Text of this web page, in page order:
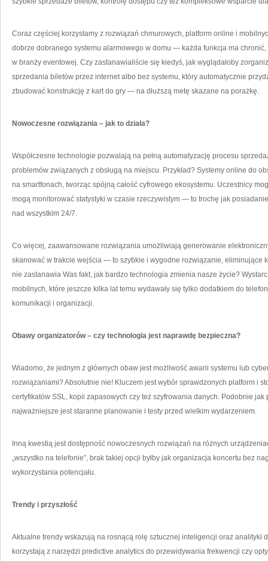
Coraz częściej korzystamy z rozwiązań chmurowych, platform online i
dobrze dobranego systemu alarmowego w domu — każda funkcja ma
w branży eventowej. Czy zastanawialiście się kiedyś, jak wyglądałoby
sprzedania biletów przez internet albo bez systemu, który automatycznie
zbudować konstrukcję z kart do gry — na dłuższą metę skazane na porażkę.
Nowoczesne rozwiązania – jak to działa?
Współczesne technologie pozwalają na pełną automatyzację procesu
problemów związanych z obsługą na miejscu. Przykład? Systemy online do
na smartfonach, tworząc spójną całość cyfrowego ekosystemu. Uczestnicy
mogą monitorować statystyki w czasie rzeczywistym — to trochę jak
nad wszystkim 24/7.
Co więcej, zaawansowane rozwiązania umożliwiają generowanie
skanować w trakcie wejścia — to szybkie i wygodne rozwiązanie, eliminujące
nie zastanawia Was fakt, jak bardzo technologia zmienia nasze życie?
mobilnych, które jeszcze kilka lat temu wydawały się tylko dodatkiem do
komunikacji i organizacji.
Obawy organizatorów – czy technologia jest naprawdę bezpieczna?
Wiadomo, że jednym z głównych obaw jest możliwość awarii systemu lub
rozwiązaniami? Absolutnie nie! Kluczem jest wybór sprawdzonych platform i
certyfikatów SSL, kopii zapasowych czy też szyfrowania danych. Podobnie
najważniejsze jest staranne planowanie i testy przed wielkim wydarzeniem.
Inną kwestią jest dostępność nowoczesnych rozwiązań na różnych
„wszystko na telefonie”, brak takiej opcji byłby jak organizacja koncertu bez
wykorzystania potencjału.
Trendy i przyszłość
Aktualne trendy wskazują na rosnącą rolę sztucznej inteligencji oraz analityki
korzystają z narzędzi predictive analytics do przewidywania frekwencji czy